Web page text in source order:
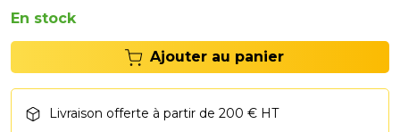
En stock
Ajouter au panier
Livraison offerte à partir de 200 € HT